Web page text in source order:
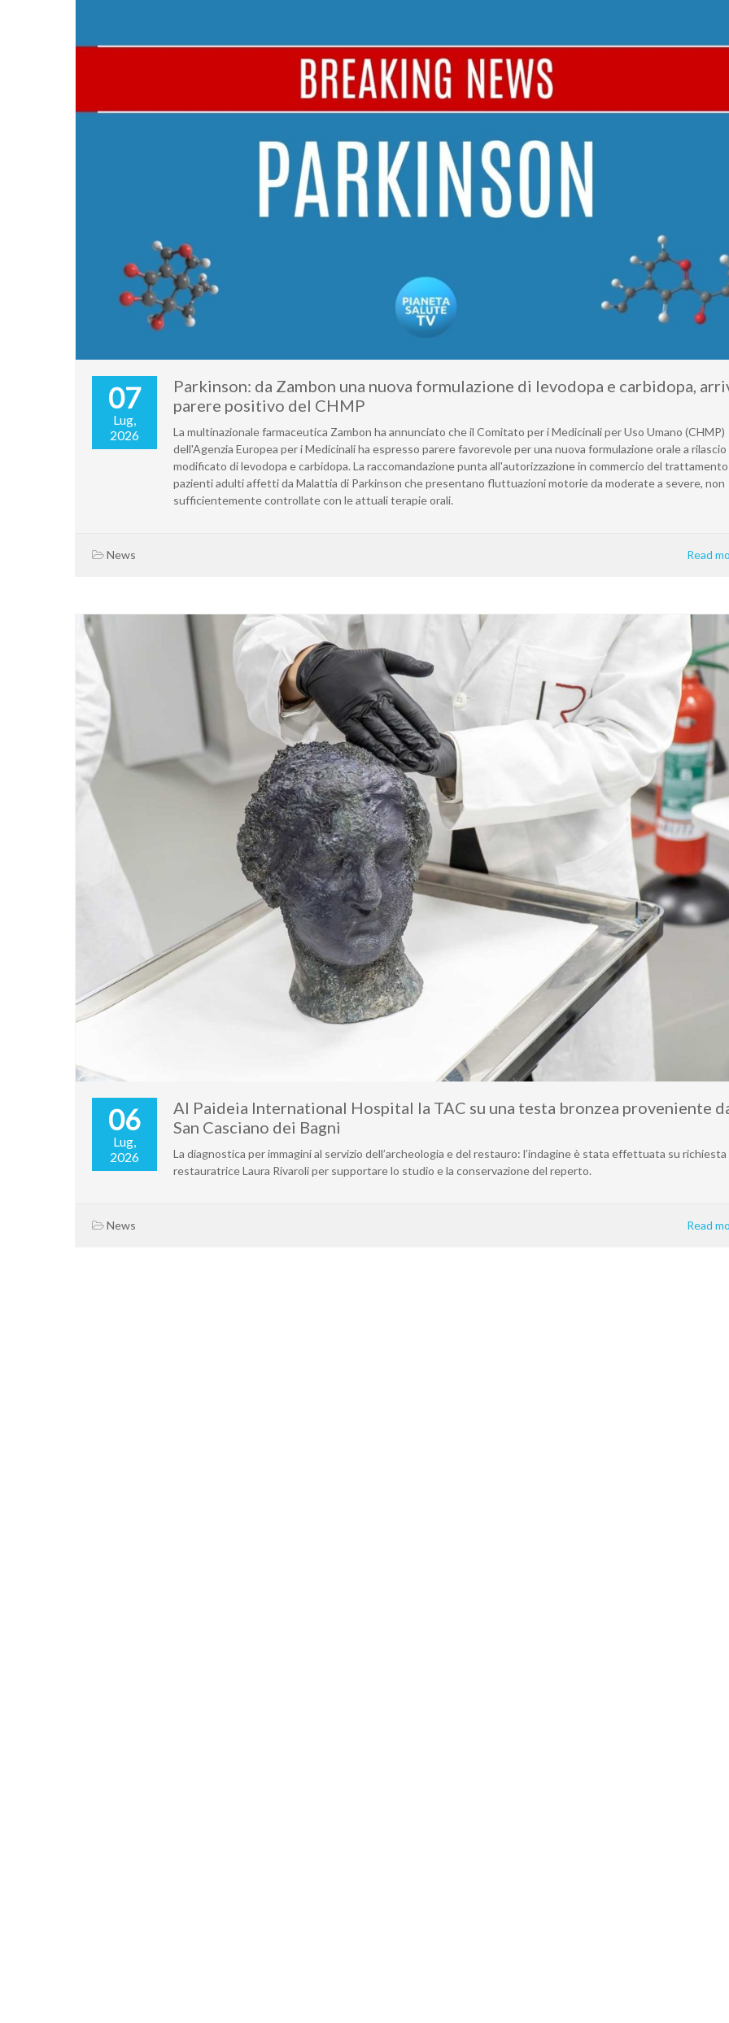
07
Lug,
2026
Parkinson: da Zambon una nuova formulazione di levodopa e carbidopa,
parere positivo del CHMP
La multinazionale farmaceutica Zambon ha annunciato che il Comitato per i Medicinali per Uso Umano (CHMP)
dell'Agenzia Europea per i Medicinali ha espresso parere favorevole per una nuova formulazione orale a rilascio
modificato di levodopa e carbidopa. La raccomandazione punta all'autorizzazione in commercio del
pazienti adulti affetti da Malattia di Parkinson che presentano fluttuazioni motorie da moderate a severe, non
sufficientemente controllate con le attuali terapie orali.
News Read
06
Lug,
2026
Al Paideia International Hospital la TAC su una testa bronzea proveniente
San Casciano dei Bagni
La diagnostica per immagini al servizio dell’archeologia e del restauro: l’indagine è stata effettuata su richiesta
restauratrice Laura Rivaroli per supportare lo studio e la conservazione del reperto.
News Read